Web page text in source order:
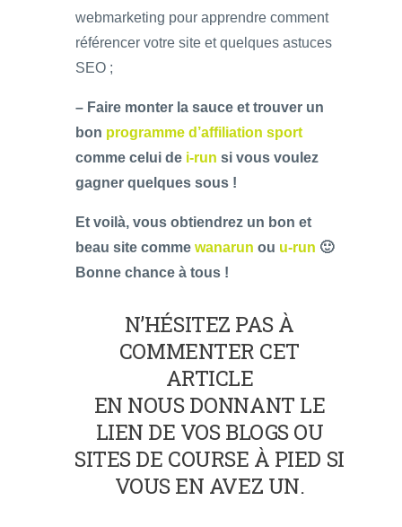
webmarketing pour apprendre comment
référencer votre site et quelques astuces
SEO ;
– Faire monter la sauce et trouver un
bon programme d’affiliation sport
comme celui de i-run si vous voulez
gagner quelques sous !
Et voilà, vous obtiendrez un bon et
beau site comme wanarun ou u-run 🙂
Bonne chance à tous !
N’HÉSITEZ PAS À
COMMENTER CET
ARTICLE
EN NOUS DONNANT LE
LIEN DE VOS BLOGS OU
SITES DE COURSE À PIED SI
VOUS EN AVEZ UN.